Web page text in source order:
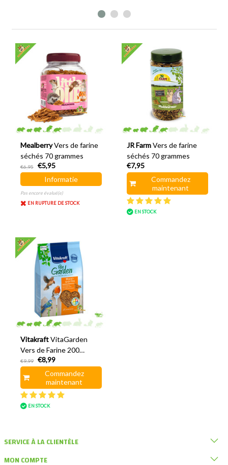
Mealberry Vers de farine
séchés 70 grammes
€6,95
€5,95
Informatie
Pas encore évalué(e)
EN RUPTURE DE STOCK
JR Farm Vers de farine
séchés 70 grammes
€7,95
Commandez
maintenant
EN STOCK
Vitakraft VitaGarden
Vers de Farine 200
grammes
€9,99
€8,99
Commandez
maintenant
EN STOCK
SERVICE À LA CLIENTÈLE
MON COMPTE